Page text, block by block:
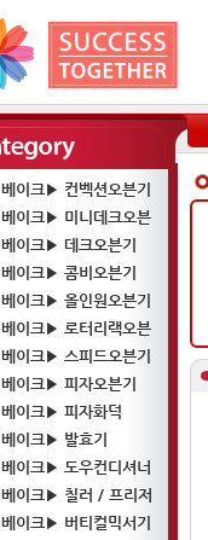
베이크▶ 컨벡션오븐기
베이크▶ 미니데크오븐
베이크▶ 데크오븐기
베이크▶ 콤비오븐기
베이크▶ 올인원오븐기
베이크▶ 로터리랙오븐
베이크▶ 스피드오븐기
베이크▶ 피자오븐기
베이크▶ 피자화덕
베이크▶ 발효기
베이크▶ 도우컨디셔너
베이크▶ 칠러 / 프리저
베이크▶ 버티컬믹서기